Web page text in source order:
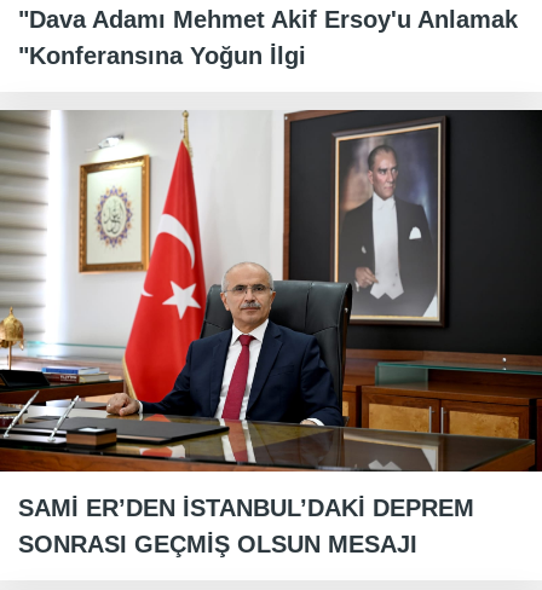
"Dava Adamı Mehmet Akif Ersoy'u Anlamak
"Konferansına Yoğun İlgi
SAMİ ER’DEN İSTANBUL’DAKİ DEPREM
SONRASI GEÇMİŞ OLSUN MESAJI